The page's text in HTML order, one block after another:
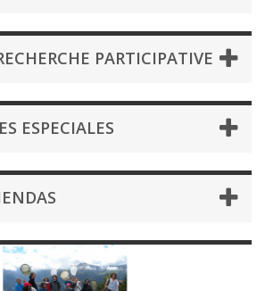
PARTICIPATIVE
ESPECIALES